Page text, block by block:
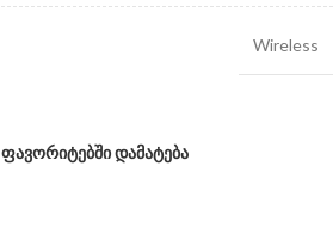
Wireless
ფავორიტებში დამატება